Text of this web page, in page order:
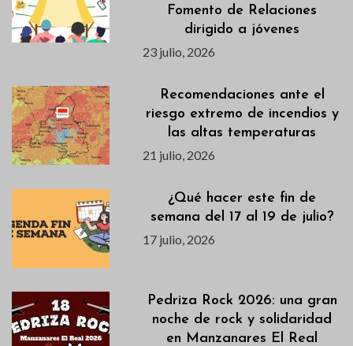
Fomento de Relaciones
dirigido a jóvenes
23 julio, 2026
Recomendaciones ante el
riesgo extremo de incendios y
las altas temperaturas
21 julio, 2026
¿Qué hacer este fin de
semana del 17 al 19 de julio?
17 julio, 2026
Pedriza Rock 2026: una gran
noche de rock y solidaridad
en Manzanares El Real